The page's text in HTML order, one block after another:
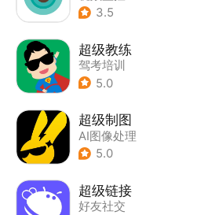
3.5
超级教练
驾考培训
5.0
超级制图
AI图像处理
5.0
超级链接
好友社交